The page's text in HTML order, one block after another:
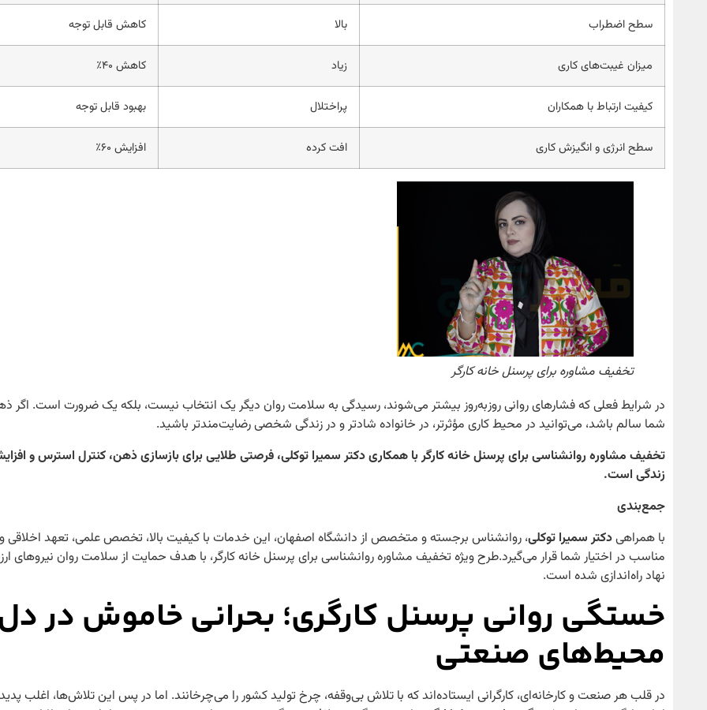
سطح اضطراب بالا کاهش قابل توجه
میزان غیبت‌های کاری زیاد کاهش ۴۰٪
کیفیت ارتباط با همکاران پراختلال بهبود قابل توجه
سطح انرژی و انگیزش کاری افت کرده افزایش ۶۰٪
تخفیف مشاوره برای پرسنل خانه کارگر
در شرایط فعلی که فشارهای روانی روزبه‌روز بیشتر می‌شوند، رسیدگی به سلامت روان دیگر یک انتخاب نیست، بلکه یک ضرورت است. اگر
شما سالم باشد، می‌توانید در محیط کاری مؤثرتر، در خانواده شادتر و در زندگی شخصی رضایت‌مندتر باشید.
تخفیف مشاوره روانشناسی برای پرسنل خانه کارگر با همکاری دکتر سمیرا توکلی، فرصتی طلایی برای بازسازی ذهن، کنترل استرس و
زندگی است.
جمع‌بندی
با همراهیدکتر سمیرا توکلی، روانشناس برجسته و متخصص از دانشگاه اصفهان، این خدمات با کیفیت بالا، تخصص علمی، تعهد اخلاقی
مناسب در اختیار شما قرار می‌گیرد.طرح ویژه تخفیف مشاوره روانشناسی برای پرسنل خانه کارگر، با هدف حمایت از سلامت روان نیروهای
نهاد راه‌اندازی شده است.
خستگی روانی پرسنل کارگری؛ بحرانی خاموش در
محیط‌های صنعتی
در قلب هر صنعت و کارخانه‌ای، کارگرانی ایستاده‌اند که با تلاش بی‌وقفه، چرخ تولید کشور را می‌چرخانند. اما در پس این تلاش‌ها، اغلب